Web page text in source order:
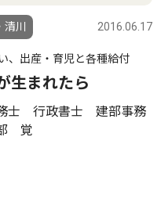
川 2016.06.17
、出産・育児と各種給付
生まれたら
士 行政書士 建部事務
覚